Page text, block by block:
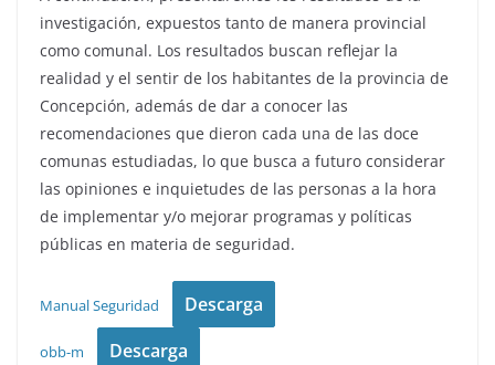
investigación, expuestos tanto de manera provincial
como comunal. Los resultados buscan reflejar la
realidad y el sentir de los habitantes de la provincia de
Concepción, además de dar a conocer las
recomendaciones que dieron cada una de las doce
comunas estudiadas, lo que busca a futuro considerar
las opiniones e inquietudes de las personas a la hora
de implementar y/o mejorar programas y políticas
públicas en materia de seguridad.
Manual Seguridad Descarga
obb-m Descarga